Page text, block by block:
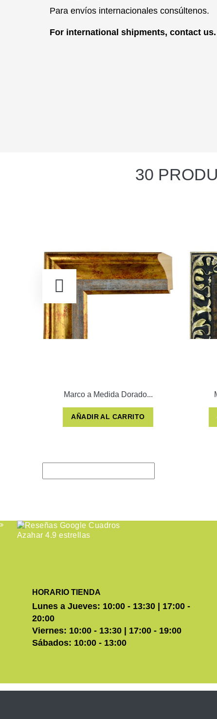
Para envíos internacionales consúltenos.
For international shipments, contact us.
30
Marco a Medida Dorado...
AÑADIR AL CARRITO
HORARIO TIENDA
Lunes a Jueves: 10:00 - 13:30 | 17:00 -
20:00
Viernes: 10:00 - 13:30 | 17:00 - 19:00
Sábados: 10:00 - 13:00